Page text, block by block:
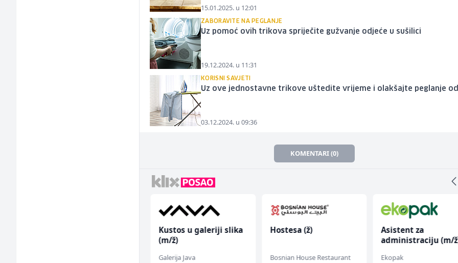
15.01.2025. u 12:01
ZABORAVITE NA PEGLANJE
Uz pomoć ovih trikova spriječite gužvanje odjeće u sušilici
19.12.2024. u 11:31
KORISNI SAVJETI
Uz ove jednostavne trikove uštedite vrijeme i olakšajte peglanje
03.12.2024. u 09:36
KOMENTARI (0)
Kustos u galeriji slika
(m/ž)
Galerija Java
Hostesa (ž)
Bosnian House Restaurant
Asistent za
administraciju (m/
Ekopak